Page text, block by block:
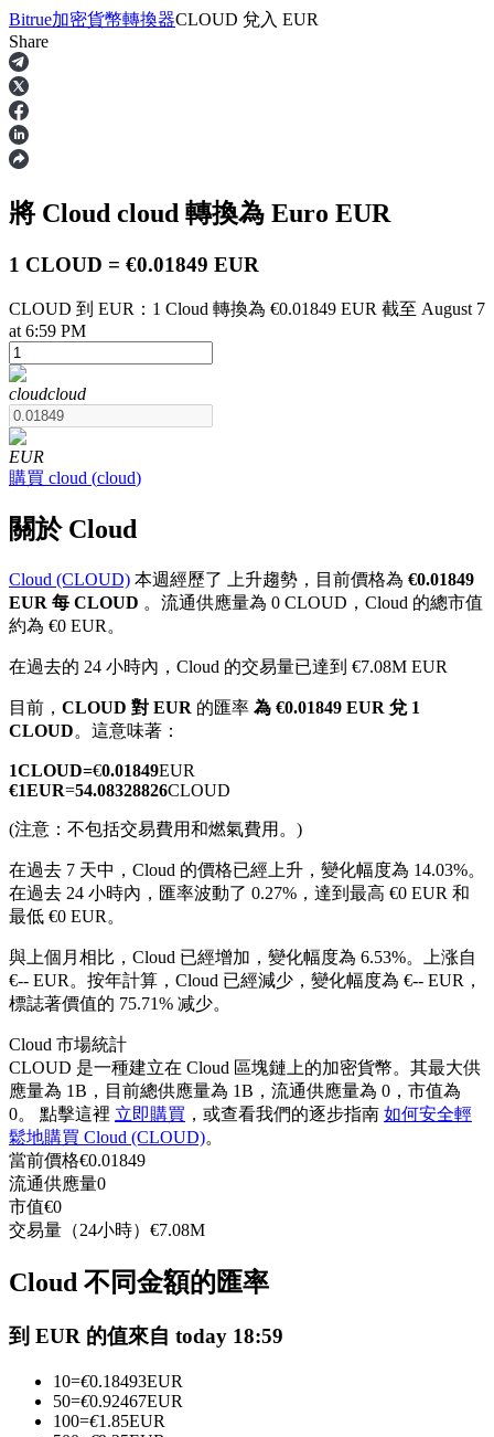
合約
多種以USDT結算的永續合約
幣本位永續
以數字貨幣為保證金的永續合約
美股、外匯、貴金屬及大宗商品衍生性商品
USDC永續
多種以USDC結算的永續合約
跟單
與頂尖交易專家同行
Bitrue加密貨幣轉換器CLOUD 兌入 EUR
Share
將 Cloud cloud 轉換為 Euro EUR
1 CLOUD = €0.01849 EUR
CLOUD 到 EUR：1 Cloud 轉換為 €0.01849 EUR 截至 August 7
at 6:59 PM
cloudcloud
EUR
購買 cloud (cloud)
關於 Cloud
Cloud (CLOUD) 本週經歷了 上升趨勢，目前價格為 €0.01849
EUR 每 CLOUD 。流通供應量為 0 CLOUD，Cloud 的總市值
約為 €0 EUR。
在過去的 24 小時內，Cloud 的交易量已達到 €7.08M EUR
目前， CLOUD 對 EUR 的匯率 為 €0.01849 EUR 兌 1
CLOUD。這意味著：
1CLOUD=€0.01849EUR
€1EUR=54.08328826CLOUD
(注意：不包括交易費用和燃氣費用。)
在過去 7 天中，Cloud 的價格已經上升，變化幅度為 14.03%。
在過去 24 小時內，匯率波動了 0.27%，達到最高 €0 EUR 和
最低 €0 EUR。
與上個月相比，Cloud 已經增加，變化幅度為 6.53%。上涨自
€-- EUR。 按年計算，Cloud 已經減少，變化幅度為 €-- EUR，
標誌著價值的 75.71% 减少。
Cloud 市場統計
CLOUD 是一種建立在 Cloud 區塊鏈上的加密貨幣。其最大供
應量為 1B，目前總供應量為 1B，流通供應量為 0，市值為
0。 點擊這裡 立即購買 ，或查看我們的逐步指南 如何安全輕
鬆地購買 Cloud (CLOUD)。
當前價格€0.01849
流通供應量0
市值€0
交易量（24小時） €7.08M
Cloud 不同金額的匯率
到 EUR 的值來自 today 18:59
10=€0.18493EUR
50=€0.92467EUR
100=€1.85EUR